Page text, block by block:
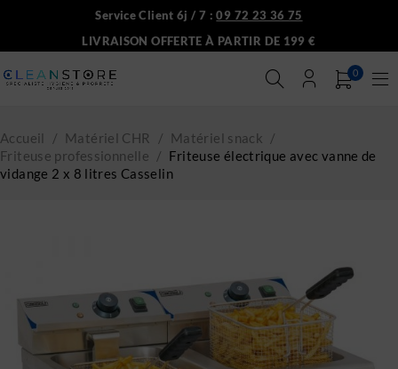
Service Client 6j / 7 :09 72 23 36 75
LIVRAISON OFFERTE À PARTIR DE 199 €
0
Accueil / Matériel CHR / Matériel snack /
Friteuse professionnelle / Friteuse électrique avec vanne de
vidange 2 x 8 litres Casselin